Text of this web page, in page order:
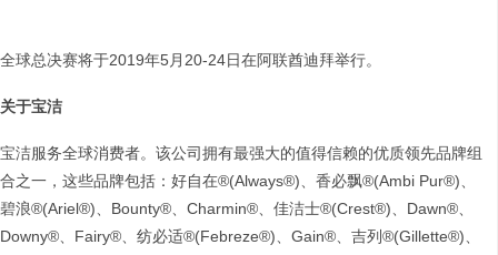
全球总决赛将于2019年5月20-24日在阿联酋迪拜举行。
关于宝洁
宝洁服务全球消费者。该公司拥有最强大的值得信赖的优质领先品牌组
合之一，这些品牌包括：好自在®(Always®)、香必飘®(Ambi Pur®)、
碧浪®(Ariel®)、Bounty®、Charmin®、佳洁士®(Crest®)、Dawn®、
Downy®、Fairy®、纺必适®(Febreze®)、Gain®、吉列®(Gillette®)、